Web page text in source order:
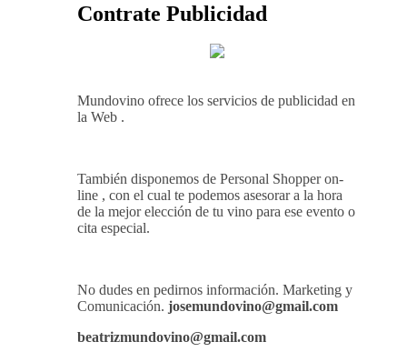
Contrate Publicidad
Mundovino ofrece los servicios de publicidad en
la Web .
También disponemos de Personal Shopper on-
line , con el cual te podemos asesorar a la hora
de la mejor elección de tu vino para ese evento o
cita especial.
No dudes en pedirnos información. Marketing y
Comunicación. josemundovino@gmail.com
beatrizmundovino@gmail.com